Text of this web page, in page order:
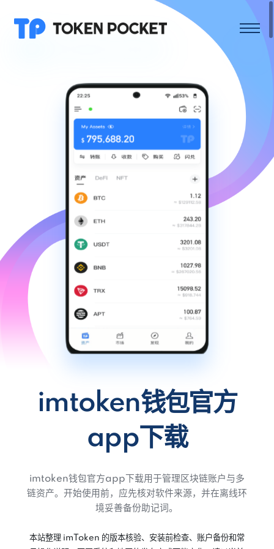
imtoken钱包官方
app下载
imtoken钱包官方app下载用于管理区块链账户与多
链资产。开始使用前，应先核对软件来源，并在离线环
境妥善备份助记词。
本站整理 imToken 的版本核验、安装前检查、账户备份和常